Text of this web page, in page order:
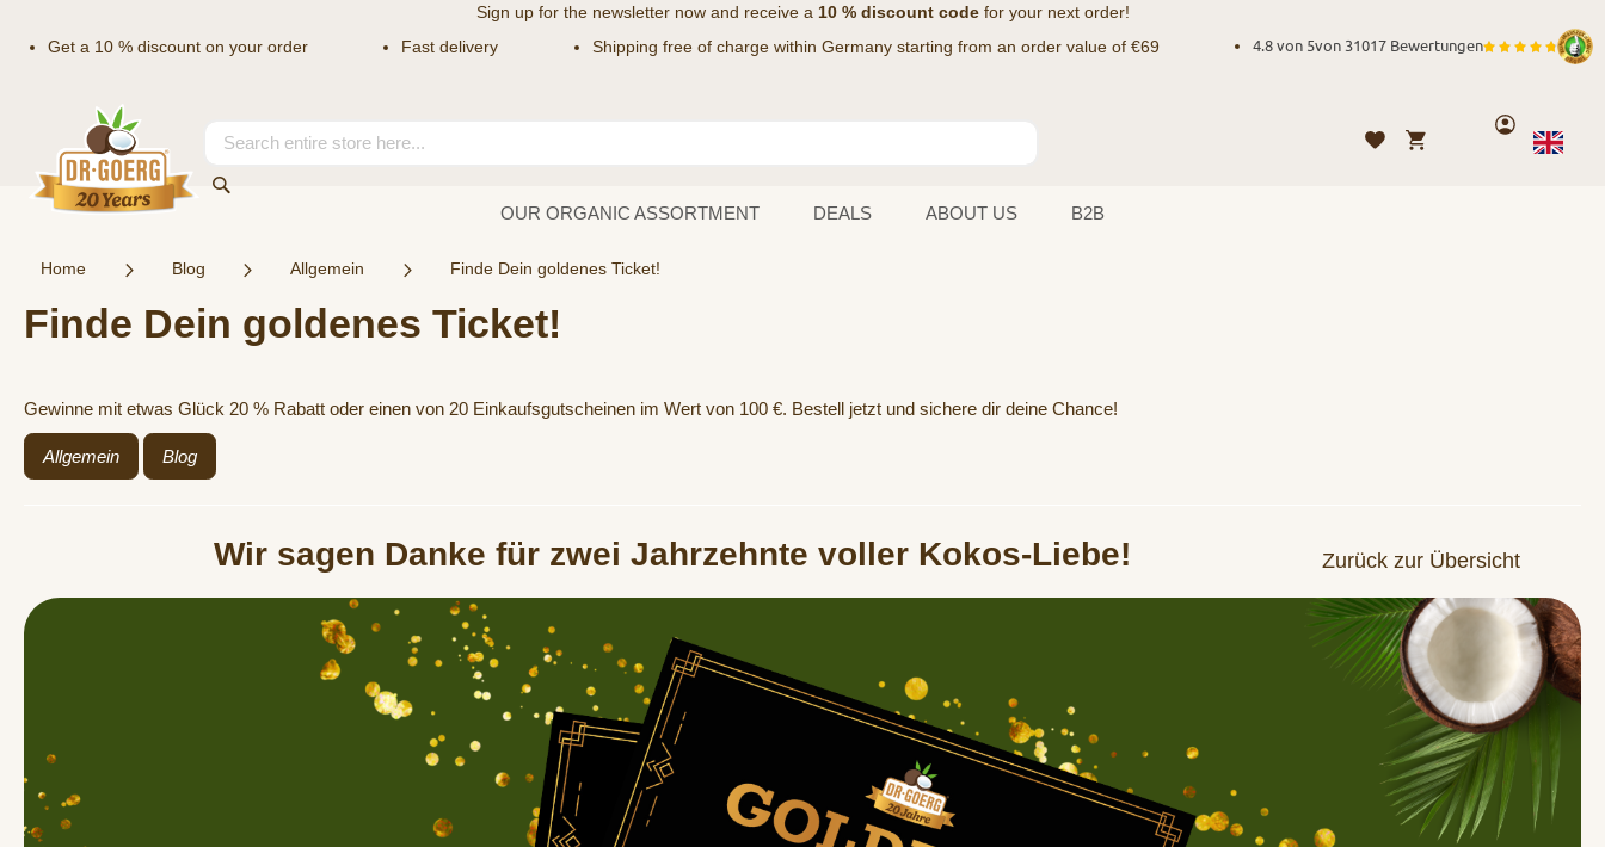
Sign up for the newsletternow and receive a 10 % discount codefor your next order!
Get a 10 % discount on your order
Fast delivery Shipping free of charge within Germany starting from an order value of €69 4.8 von 5von 31017 Bewertungen
Content
Search
WishlistMy Cart
Account
Language
English
OUR ORGANIC ASSORTMENT DEALS ABOUT US B2B
Home Blog Allgemein Finde Dein goldenes Ticket!
Finde Dein goldenes Ticket!
Gewinne mit etwas Glück 20 % Rabatt oder einen von 20 Einkaufsgutscheinen im Wert von 100 €. Bestell jetzt und sichere dir deine Chance!
Allgemein Blog
Wir sagen Danke für zwei Jahrzehnte voller Kokos-Liebe! Zurück zur Übersicht